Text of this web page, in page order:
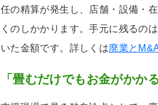
任の精算が発生し、店舗・設備・
くのしかかります。手元に残るの
いた金額です。詳しくは廃業と
「畳むだけでもお金がかか